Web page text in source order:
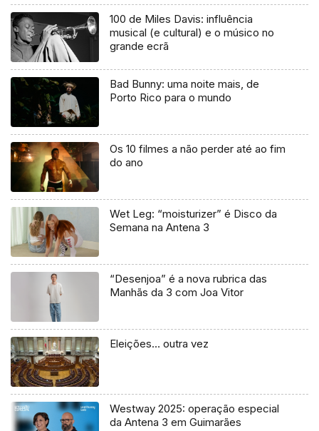
100 de Miles Davis: influência
musical (e cultural) e o músico no
grande ecrã
Bad Bunny: uma noite mais, de
Porto Rico para o mundo
Os 10 filmes a não perder até ao fim
do ano
Wet Leg: “moisturizer” é Disco da
Semana na Antena 3
“Desenjoa” é a nova rubrica das
Manhãs da 3 com Joa Vitor
Eleições… outra vez
Westway 2025: operação especial
da Antena 3 em Guimarães